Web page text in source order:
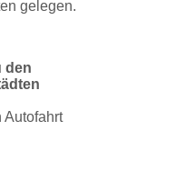
gelegen.
den
Autofahrt